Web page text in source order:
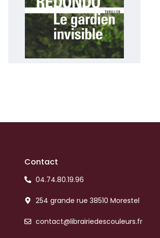
Contact
04.74.80.19.96
254 grande rue 38510 Morestel
contact@librairiedescouleurs.fr